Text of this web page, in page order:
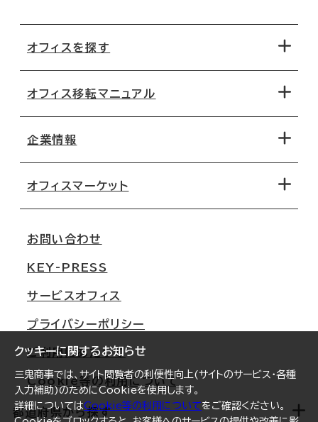
クッキーに関するお知らせ
三鬼商事では、サイト閲覧者の利便性向上(サイトのサービス・各種
入力補助)のためにCookieを使用します。
詳細についてはCookie等の利用についてをご確認ください。
オフィスを探す
地図から探す
路線・駅から探す
オフィス移転マニュアル
移転コストシミュレーション
移転スケジュール
オフィス移転Q&A
企業情報
オフィスマーケット
大阪
名古屋
札幌
仙台
横浜
福岡
お問い合わせ
KEY-PRESS
サービスオフィス
プライバシーポリシー
ご利用にあたって
Cookie等の利用について
都道府県から探す